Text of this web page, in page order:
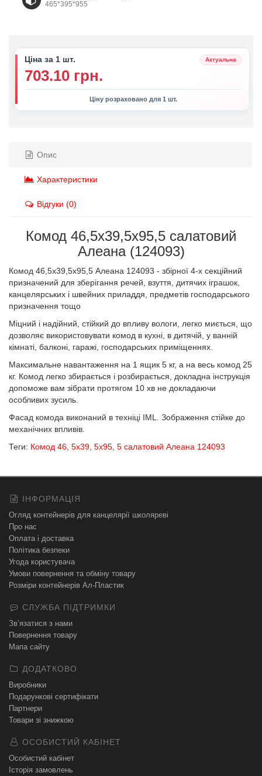
465*395*955
Ціна за 1 шт. Актуальна
703.10 грн.
Ціну розраховано для 1 шт.
Опис
Характеристики
Відгуки (0)
Комод 46,5х39,5х95,5 салатовий
Алеана (124093)
Комод 46,5х39,5х95,5 Алеана 124093 - збірної 4-х секційний
призначений для зберігання речей, взуття, дитячих іграшок,
канцелярських і швейних приладдя, предметів господарського
призначення тощо
Міцний і надійний, стійкий до впливу вологи, легко миється, що
дозволяє використовувати комод в кухні, в дитячій, у ванній
кімнаті, балконі, гаражі, господарських приміщеннях.
Максимальне навантаження на 1 ящик 5 кг, а на весь комод 25
кг. Комод легко збирається і розбирається, докладна інструкція
допоможе вам зібрати протягом 10 хв не докладаючи
особливих зусиль.
Фасад комода виконаний в техніці IML. Зображення стійке до
механічних впливів.
Теги: Комод 46 5х39 5х95 5 салатовий Алеана 124093
ІНФОРМАЦІЯ
Огляд контейнерів для канцелярії школяреві
Про нас
Оплата і доставка
Політика безпеки
Угода користувача
Умови повернення та обміну товару
Розміри контейнерів Ал-Пластик
СЛУЖБА ПІДТРИМКИ
Зв’язатися з нами
Повернення товару
Мапа сайту
ДОДАТКОВО
Виробники
Подарункові сертифікати
Партнери
Товари зі знижкою
ОСОБИСТИЙ КАБІНЕТ
Особистий кабінет
Історія замовлень